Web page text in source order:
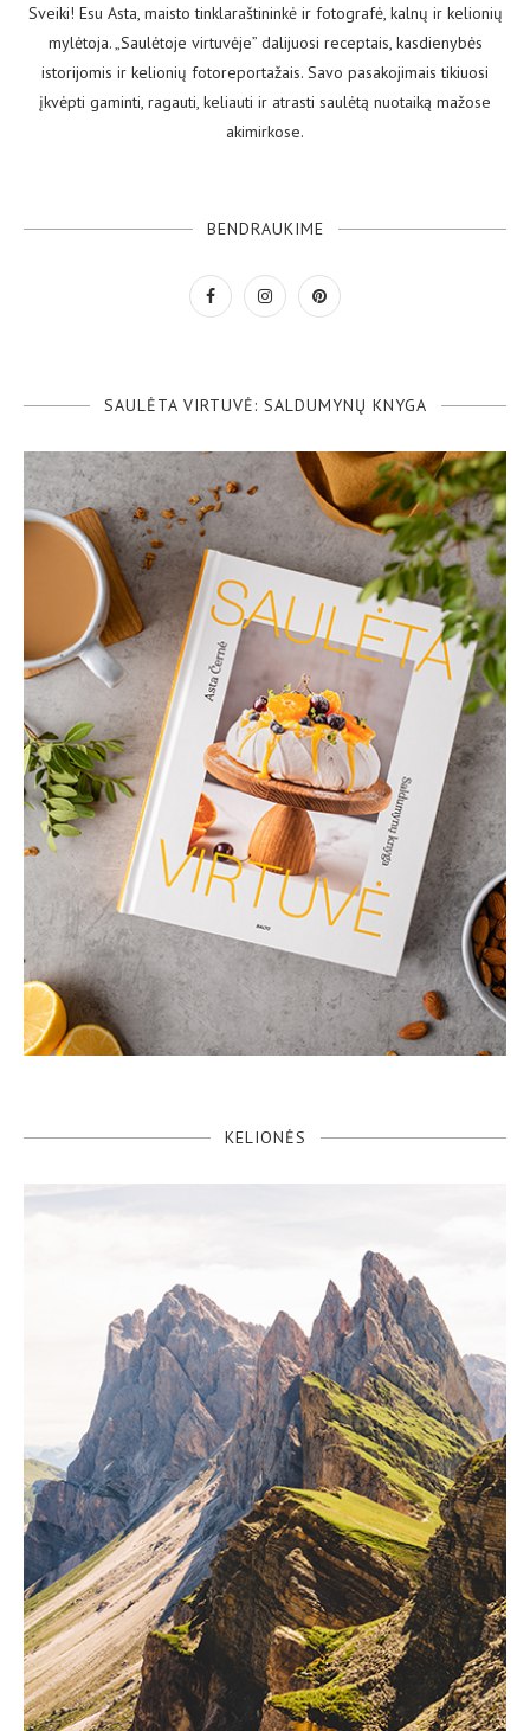
Sveiki! Esu Asta, maisto tinklaraštininkė ir fotografė, kalnų ir kelionių
mylėtoja. „Saulėtoje virtuvėje” dalijuosi receptais, kasdienybės
istorijomis ir kelionių fotoreportažais. Savo pasakojimais tikiuosi
įkvėpti gaminti, ragauti, keliauti ir atrasti saulėtą nuotaiką mažose
akimirkose.
BENDRAUKIME
SAULĖTA VIRTUVĖ: SALDUMYNŲ KNYGA
KELIONĖS